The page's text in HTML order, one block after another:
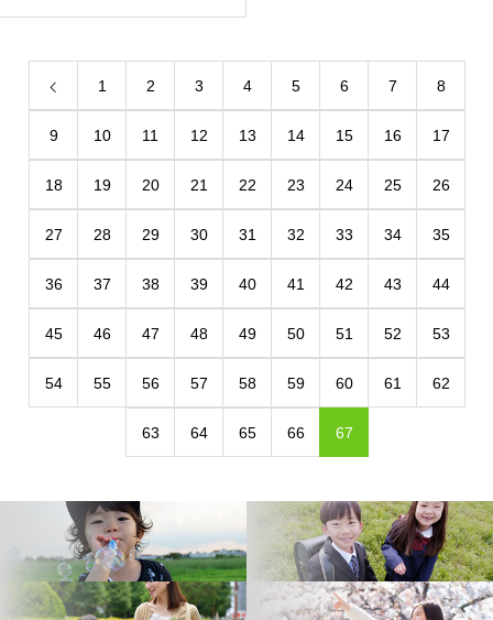
1 2 3 4 5 6 7 8
9 10 11 12 13 14 15 16 17
18 19 20 21 22 23 24 25 26
27 28 29 30 31 32 33 34 35
36 37 38 39 40 41 42 43 44
45 46 47 48 49 50 51 52 53
54 55 56 57 58 59 60 61 62
63 64 65 66 67